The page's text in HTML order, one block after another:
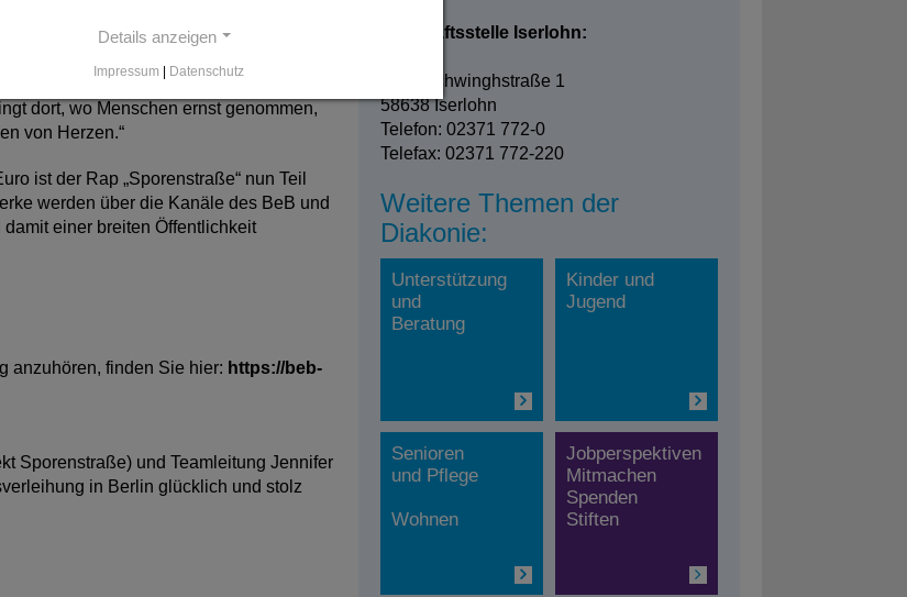
(SPD) gratulierte: „Ich gratuliere
Kreativwettbewerb 2025. Diese
und vor allem des Engagements
einen Rap-Song erarbeitet und
dort, wo Menschen ernst genommen,
von Herzen.“
ist der Rap „Sporenstraße“ nun Teil
werden über die Kanäle des BeB und
einer breiten Öffentlichkeit
anzuhören, finden Sie hier: https://beb-
Sporenstraße) und Teamleitung Jennifer
in Berlin glücklich und stolz
Geschäftsstelle Iserlohn:
Bodelschwinghstraße 1
58638 Iserlohn
Telefon: 02371 772-0
Telefax: 02371 772-220
Weitere Themen der
Diakonie:
Unterstützung
und
Beratung
Kinder und
Jugend
Senioren
und Pflege
Wohnen
Jobperspektiven
Mitmachen
Spenden
Stiften
Details anzeigen
Impressum Datenschutz